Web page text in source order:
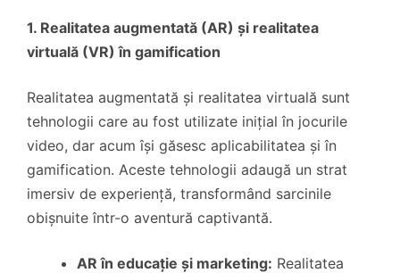
1. Realitatea augmentată (AR) și realitatea
virtuală (VR) în gamification
Realitatea augmentată și realitatea virtuală sunt
tehnologii care au fost utilizate inițial în jocurile
video, dar acum își găsesc aplicabilitatea și în
gamification. Aceste tehnologii adaugă un strat
imersiv de experiență, transformând sarcinile
obișnuite într-o aventură captivantă.
AR în educație și marketing: Realitatea